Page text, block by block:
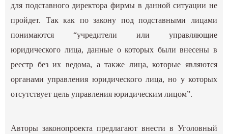
для подставного директора фирмы в данной ситуации не
пройдет. Так как по закону под подставными лицами
понимаются “учредители или управляющие
юридического лица, данные о которых были внесены в
реестр без их ведома, а также лица, которые являются
органами управления юридического лица, но у которых
отсутствует цель управления юридическим лицом”.
Авторы законопроекта предлагают внести в Уголовный